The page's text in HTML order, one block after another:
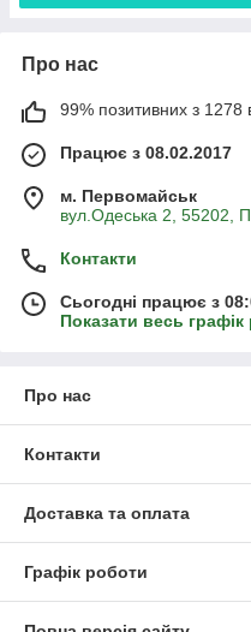
Про нас
99% позитивних з 1278
Працює з 08.02.2017
м. Первомайськ
вул.Одеська 2, 55202,
Контакти
Сьогодні працює з
Показати весь графік
Про нас
Контакти
Доставка та оплата
Графік роботи